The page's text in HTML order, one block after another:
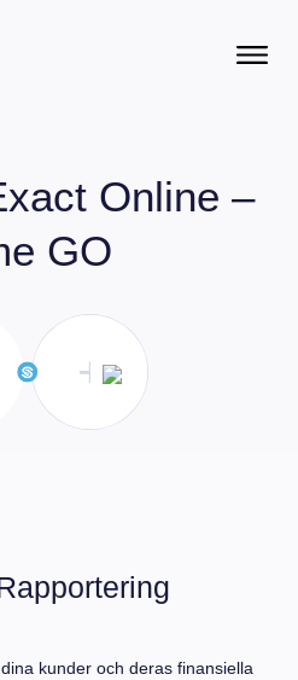
Online –
GO
kunder och deras finansiella